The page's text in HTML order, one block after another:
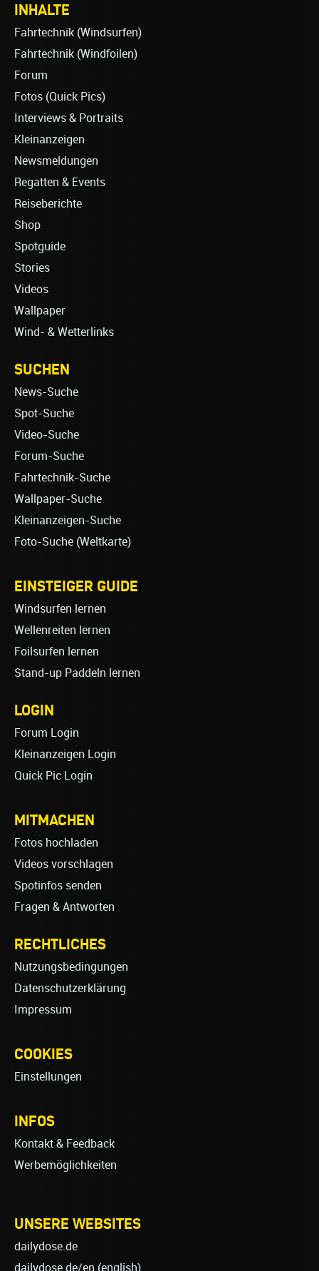
INHALTE
Fahrtechnik (Windsurfen)
Fahrtechnik (Windfoilen)
Forum
Fotos (Quick Pics)
Interviews & Portraits
Kleinanzeigen
Newsmeldungen
Regatten & Events
Reiseberichte
Shop
Spotguide
Stories
Videos
Wallpaper
Wind- & Wetterlinks
SUCHEN
News-Suche
Spot-Suche
Video-Suche
Forum-Suche
Fahrtechnik-Suche
Wallpaper-Suche
Kleinanzeigen-Suche
Foto-Suche (Weltkarte)
EINSTEIGER GUIDE
Windsurfen lernen
Wellenreiten lernen
Foilsurfen lernen
Stand-up Paddeln lernen
LOGIN
Forum Login
Kleinanzeigen Login
Quick Pic Login
MITMACHEN
Fotos hochladen
Videos vorschlagen
Spotinfos senden
Fragen & Antworten
RECHTLICHES
Nutzungsbedingungen
Datenschutzerklärung
Impressum
COOKIES
Einstellungen
INFOS
Kontakt & Feedback
Werbemöglichkeiten
UNSERE WEBSITES
dailydose.de
dailydose.de/en (english)